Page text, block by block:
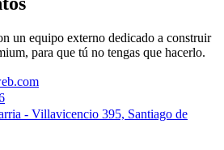
un equipo externo dedicado a construir
para que tú no tengas que hacerlo.
- Villavicencio 395, Santiago de